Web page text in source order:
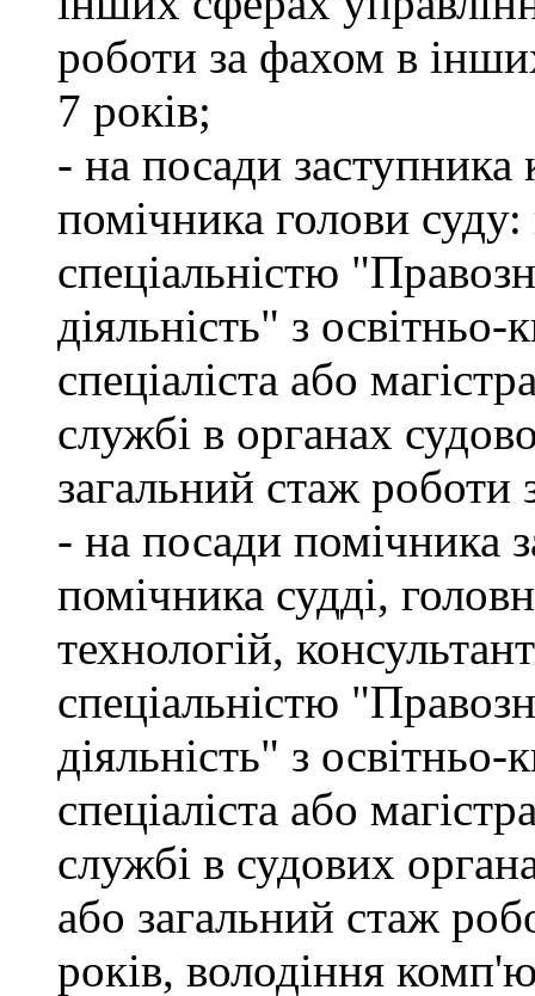
роботи за фахом в
7 років;
- на посади заступника
помічника голови
спеціальністю
діяльність" з
спеціаліста або
службі в органах
загальний стаж
- на посади помічника
помічника судді,
технологій,
спеціальністю
діяльність" з
спеціаліста або
службі в судових
або загальний стаж
років, володіння